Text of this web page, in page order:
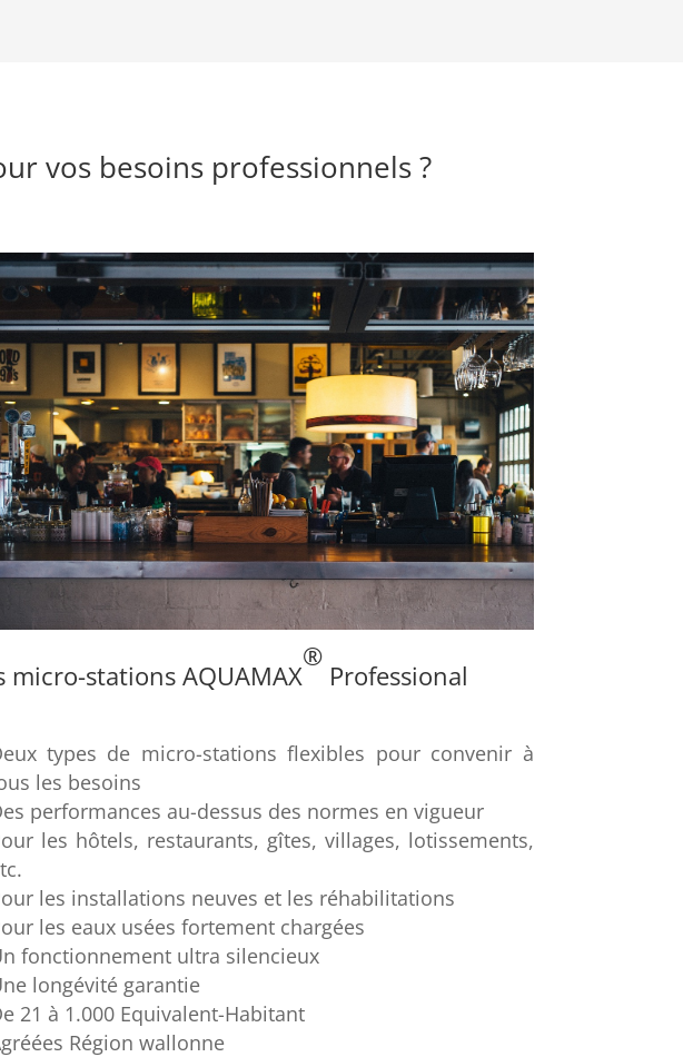
vos besoins professionnels ?
micro-stations AQUAMAX
®
Professional
types de micro-stations flexibles pour convenir à
les besoins
performances au-dessus des normes en vigueur
les hôtels, restaurants, gîtes, villages, lotissements,
les installations neuves et les réhabilitations
les eaux usées fortement chargées
fonctionnement ultra silencieux
longévité garantie
21 à 1.000 Equivalent-Habitant
Région wallonne